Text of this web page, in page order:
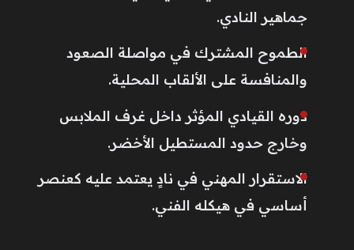
جماهير النادي.
الطموح المشترك في مواصلة الصعود
والمنافسة على الألقاب المحلية.
دوره القيادي المؤثر داخل غرف الملابس
وخارج حدود المستطيل الأخضر.
الاستقرار المهني في نادٍ يعتمد عليه كعنصر
أساسي في هيكله الفني.